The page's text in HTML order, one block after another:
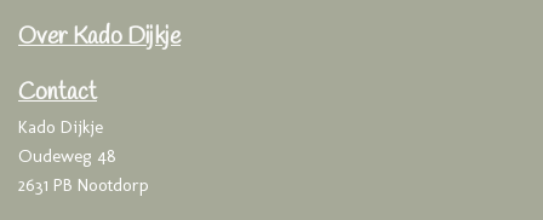
b
o
k
a
r
a
m
s
Over Kado Dijkje
Contact
Kado Dijkje
Oudeweg 48
2631 PB Nootdorp